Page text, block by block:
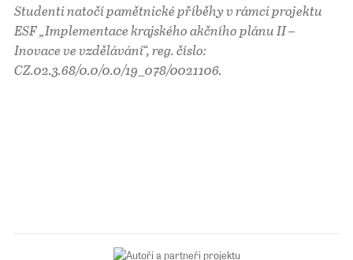
Studenti natočí pamětnické příběhy v rámci projektu
ESF „Implementace krajského akčního plánu II –
Inovace ve vzdělávání“, reg. číslo:
CZ.02.3.68/0.0/0.0/19_078/0021106.